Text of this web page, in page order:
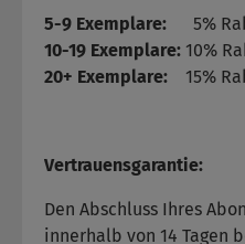
5-9 Exemplare: 5%
10-19 Exemplare: 10%
20+ Exemplare: 15%
Vertrauensgarantie:
Den Abschluss Ihres
innerhalb von 14 Tagen